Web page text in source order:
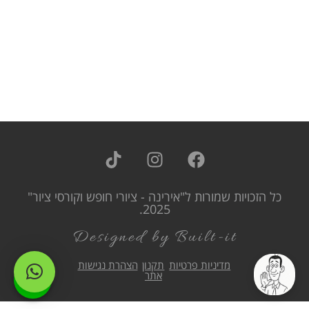
כל הזכויות שמורות ל"אירינה - ציורי חופש וקורסי ציור"
2025.
Designed by Built-it
מדיניות פרטיות תקנון
אתר
הצהרת נגישות